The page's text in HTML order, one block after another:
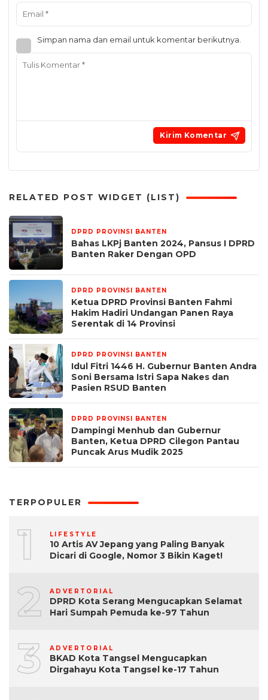
Simpan nama dan email untuk komentar berikutnya.
RELATED POST WIDGET (LIST)
DPRD PROVINSI BANTEN
Bahas LKPj Banten 2024, Pansus I DPRD
Banten Raker Dengan OPD
DPRD PROVINSI BANTEN
Ketua DPRD Provinsi Banten Fahmi
Hakim Hadiri Undangan Panen Raya
Serentak di 14 Provinsi
DPRD PROVINSI BANTEN
Idul Fitri 1446 H. Gubernur Banten Andra
Soni Bersama Istri Sapa Nakes dan
Pasien RSUD Banten
DPRD PROVINSI BANTEN
Dampingi Menhub dan Gubernur
Banten, Ketua DPRD Cilegon Pantau
Puncak Arus Mudik 2025
TERPOPULER
1 LIFESTYLE
10 Artis AV Jepang yang Paling Banyak
Dicari di Google, Nomor 3 Bikin Kaget!
2 ADVERTORIAL
DPRD Kota Serang Mengucapkan Selamat
Hari Sumpah Pemuda ke-97 Tahun
3 ADVERTORIAL
BKAD Kota Tangsel Mengucapkan
Dirgahayu Kota Tangsel ke-17 Tahun